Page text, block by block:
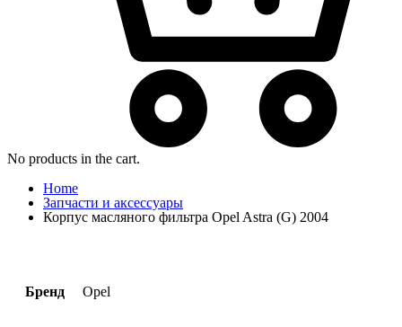
No products in the cart.
Home
Запчасти и аксессуары
Корпус масляного фильтра Opel Astra (G) 2004
Бренд Opel